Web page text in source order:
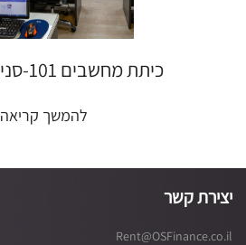
כיתת מחשבים 101-סניף תל אביב
להמשך קריאה
יצירת קשר
Rent@OSFinance.co.il